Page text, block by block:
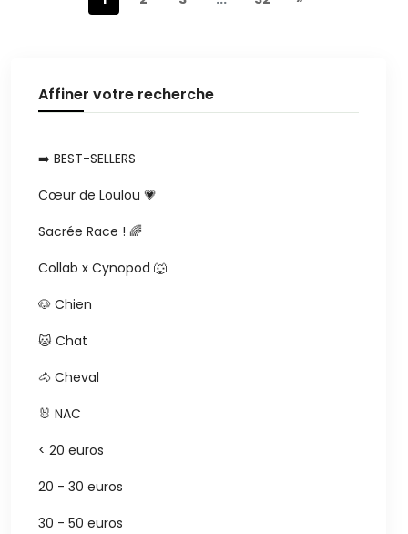
Affiner votre recherche
➡️ BEST-SELLERS
Cœur de Loulou 💗
Sacrée Race ! 🌈
Collab x Cynopod 🐺
🐶 Chien
🐱 Chat
🐴 Cheval
🐰 NAC
< 20 euros
20 - 30 euros
30 - 50 euros